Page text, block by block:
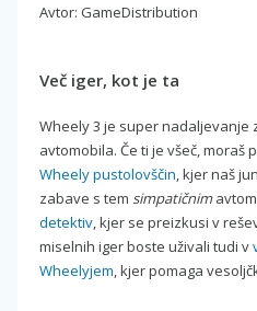
Avtor: GameDistribution
Več iger, kot je ta
Wheely 3 je super nadaljevanje
avtomobila. Če ti je všeč, moraš
Wheely pustolovščin, kjer naš
zabave s tem simpatičnim
detektiv, kjer se preizkusi v
miselnih iger boste uživali tudi v
Wheelyjem, kjer pomaga